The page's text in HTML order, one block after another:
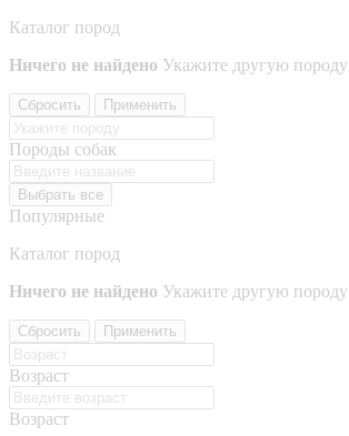
Каталог пород
Ничего не найдено Укажите другую породу
Сбросить Применить
Породы собак
Выбрать все
Популярные
Каталог пород
Ничего не найдено Укажите другую породу
Сбросить Применить
Возраст
Возраст